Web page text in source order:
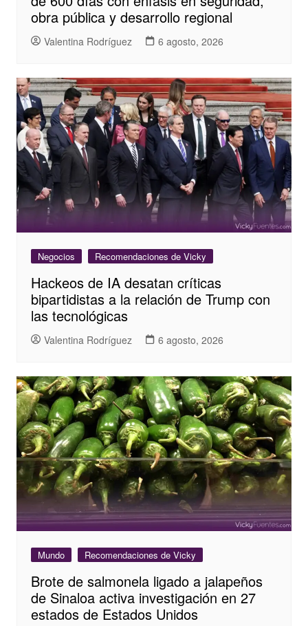
obra pública y desarrollo regional
Valentina Rodríguez 6 agosto, 2026
Negocios Recomendaciones de Vicky
Hackeos de IA desatan críticas
bipartidistas a la relación de Trump con
las tecnológicas
Valentina Rodríguez 6 agosto, 2026
Mundo Recomendaciones de Vicky
Brote de salmonela ligado a jalapeños
de Sinaloa activa investigación en 27
estados de Estados Unidos